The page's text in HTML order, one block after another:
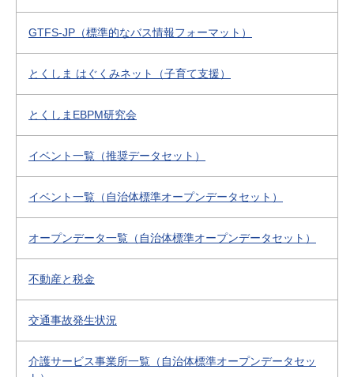
GTFS-JP（標準的なバス情報フォーマット）
とくしま はぐくみネット（子育て支援）
とくしまEBPM研究会
イベント一覧（推奨データセット）
イベント一覧（自治体標準オープンデータセット）
オープンデータ一覧（自治体標準オープンデータセット）
不動産と税金
交通事故発生状況
介護サービス事業所一覧（自治体標準オープンデータセッ